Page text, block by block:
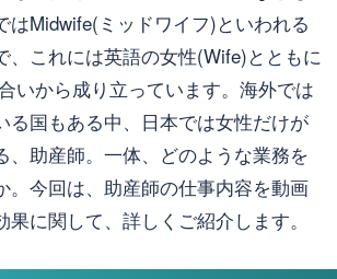
はMidwife(ミッドワイフ)といわれる
、これには英語の女性(Wife)とともに
いから成り立っています。海外では
る国もある中、日本では女性だけが
、助産師。一体、どのような業務を
。今回は、助産師の仕事内容を動画
に関して、詳しくご紹介します。